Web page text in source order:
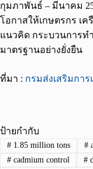
กุมภาพันธ์ – มีนาคม
โอกาสให้เกษตรกร เค
แนวคิด กระบวนการท
มาตรฐานอย่างยั่งยืน
ที่มา : กรมส่งเสริมการ
ป้ายกำกับ
#1.85 million tons #
#cadmium control #